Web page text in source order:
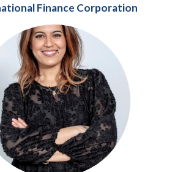
Finance Corporation